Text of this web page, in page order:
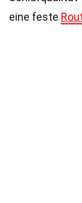
eine feste